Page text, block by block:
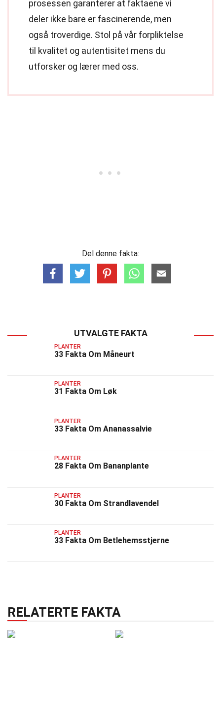
prosessen garanterer at faktaene vi
deler ikke bare er fascinerende, men
også troverdige. Stol på vår forpliktelse
til kvalitet og autentisitet mens du
utforsker og lærer med oss.
Del denne fakta:
UTVALGTE FAKTA
PLANTER
33 Fakta Om Måneurt
PLANTER
31 Fakta Om Løk
PLANTER
33 Fakta Om Ananassalvie
PLANTER
28 Fakta Om Bananplante
PLANTER
30 Fakta Om Strandlavendel
PLANTER
33 Fakta Om Betlehemsstjerne
RELATERTE FAKTA